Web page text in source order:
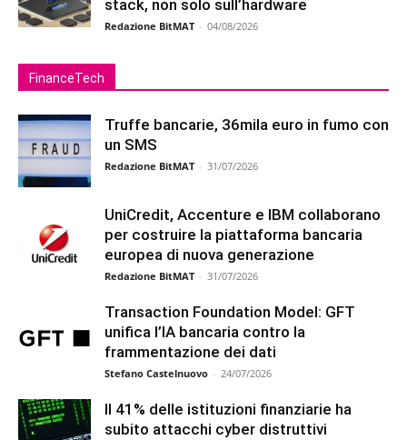
stack, non solo sull’hardware
Redazione BitMAT - 04/08/2026
FinanceTech
Truffe bancarie, 36mila euro in fumo con
un SMS
Redazione BitMAT - 31/07/2026
UniCredit, Accenture e IBM collaborano
per costruire la piattaforma bancaria
europea di nuova generazione
Redazione BitMAT - 31/07/2026
Transaction Foundation Model: GFT
unifica l’IA bancaria contro la
frammentazione dei dati
Stefano Castelnuovo - 24/07/2026
Il 41% delle istituzioni finanziarie ha
subito attacchi cyber distruttivi